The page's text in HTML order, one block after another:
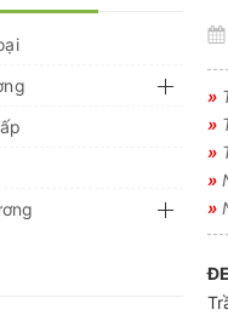
»
»
»
»
»